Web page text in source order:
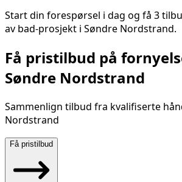
Start din forespørsel i dag og få 3
av bad-prosjekt i Søndre Nordstrand.
Få pristilbud på
Søndre Nordstrand
Sammenlign tilbud fra kvalifiserte
Nordstrand
Få pristilbud